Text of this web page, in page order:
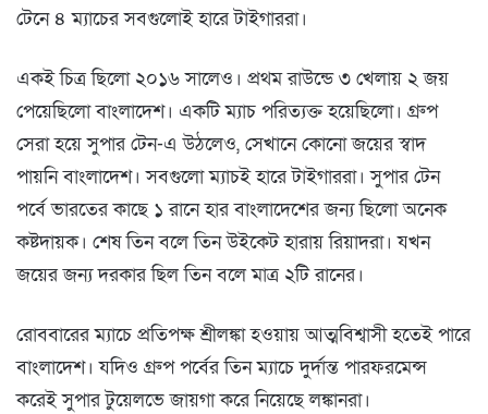
টেনে ৪ ম্যাচের সবগুলোই হারে টাইগাররা।
একই চিত্র ছিলো ২০১৬ সালেও। প্রথম রাউন্ডে ৩ খেলায় ২ জয়
পেয়েছিলো বাংলাদেশ। একটি ম্যাচ পরিত্যক্ত হয়েছিলো। গ্রুপ
সেরা হয়ে সুপার টেন-এ উঠলেও, সেখানে কোনো জয়ের স্বাদ
পায়নি বাংলাদেশ। সবগুলো ম্যাচই হারে টাইগাররা। সুপার টেন
পর্বে ভারতের কাছে ১ রানে হার বাংলাদেশের জন্য ছিলো অনেক
কষ্টদায়ক। শেষ তিন বলে তিন উইকেট হারায় রিয়াদরা। যখন
জয়ের জন্য দরকার ছিল তিন বলে মাত্র ২টি রানের।
রোববারের ম্যাচে প্রতিপক্ষ শ্রীলঙ্কা হওয়ায় আত্মবিশ্বাসী হতেই পারে
বাংলাদেশ। যদিও গ্রুপ পর্বের তিন ম্যাচে দুর্দান্ত পারফরমেন্স
করেই সুপার টুয়েলভে জায়গা করে নিয়েছে লঙ্কানরা।